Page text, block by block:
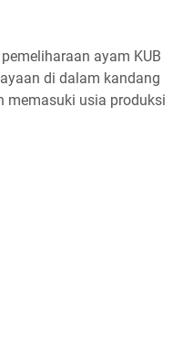
ayam KUB
di dalam kandang
memasuki usia produksi